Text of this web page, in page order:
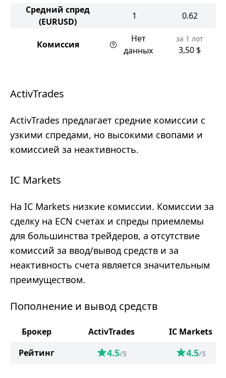
Средний спред
(EURUSD)
1 0.62
Комиссия
Нет
данных
за 1 лот
3,50 $
ActivTrades
ActivTrades предлагает средние комиссии с
узкими спредами, но высокими свопами и
комиссией за неактивность.
IC Markets
На IC Markets низкие комиссии. Комиссии за
сделку на ECN счетах и спреды приемлемы
для большинства трейдеров, а отсутствие
комиссий за ввод/вывод средств и за
неактивность счета является значительным
преимуществом.
Пополнение и вывод средств
Брокер ActivTrades
IC Markets
Рейтинг
4.5/5 4.5/5